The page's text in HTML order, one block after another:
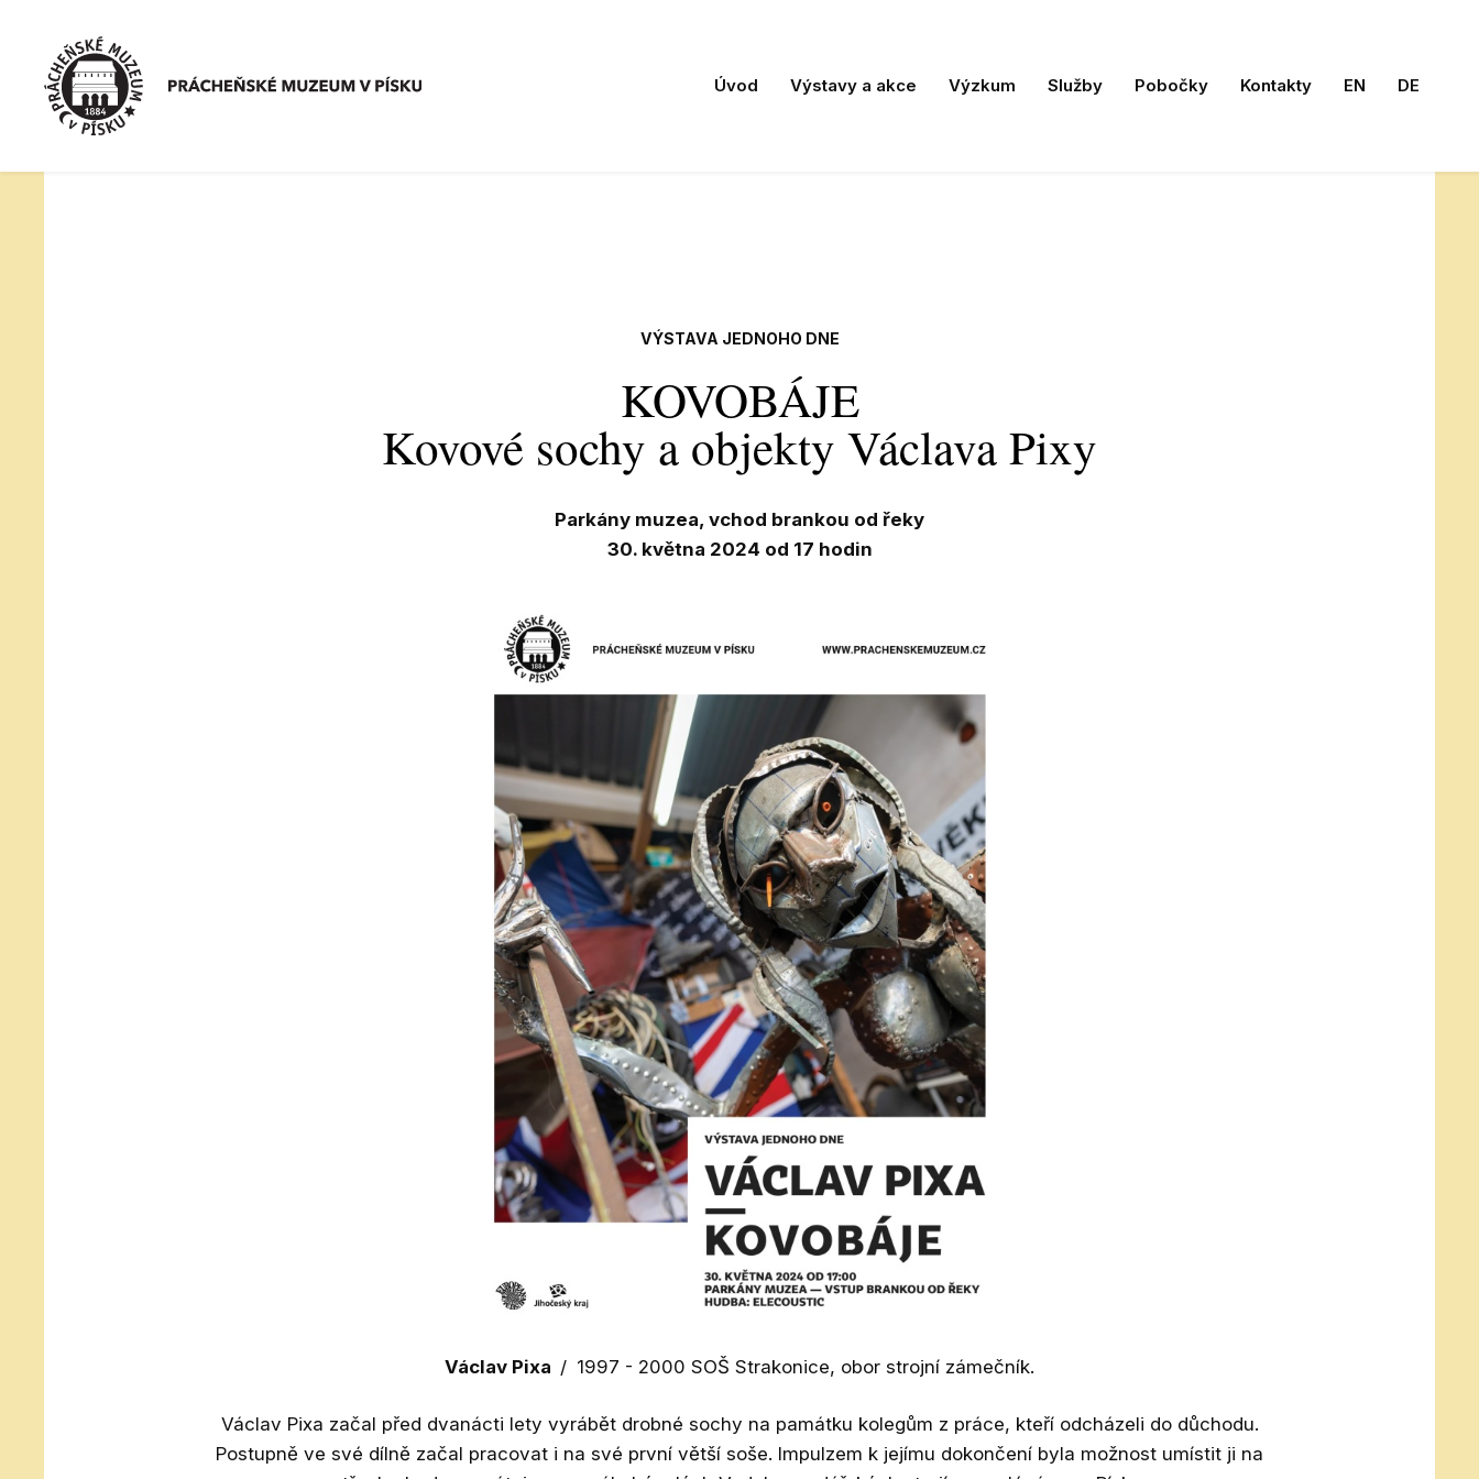
Úvod Výstavy a akce Výzkum Služby Pobočky Kontakty EN DE
VÝSTAVA JEDNOHO DNE
KOVOBÁJE
Kovové sochy a objekty Václava Pixy
Parkány muzea, vchod brankou od řeky
30. května 2024 od 17 hodin
Václav Pixa / 1997 - 2000 SOŠ Strakonice, obor strojní zámečník.
Václav Pixa začal před dvanácti lety vyrábět drobné sochy na památku kolegům z práce, kteří odcházeli do důchodu.
Postupně ve své dílně začal pracovat i na své první větší soše. Impulzem k jejímu dokončení byla možnost umístit ji na